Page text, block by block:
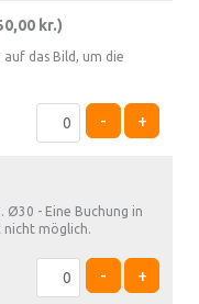
kr.)
auf das Bild, um die
- +
Ø30 - Eine Buchung in
nicht möglich.
- +